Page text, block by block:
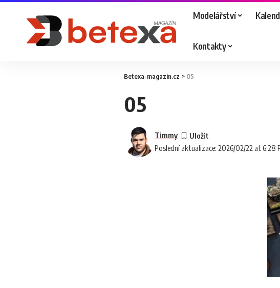
Modelářství
Kontakty
Betexa-magazin.cz > 05
05
Poslední aktualizace: 2026/02/22 at 6:28
Timmy